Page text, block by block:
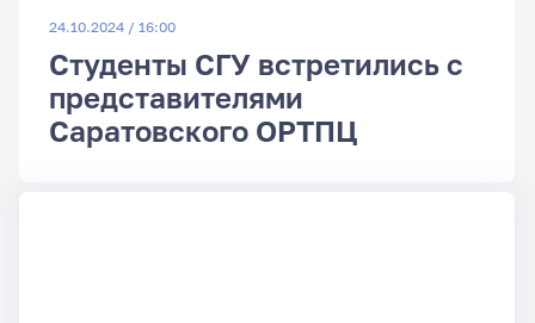
24.10.2024 / 16:00
Студенты СГУ встретились с
представителями
Саратовского ОРТПЦ